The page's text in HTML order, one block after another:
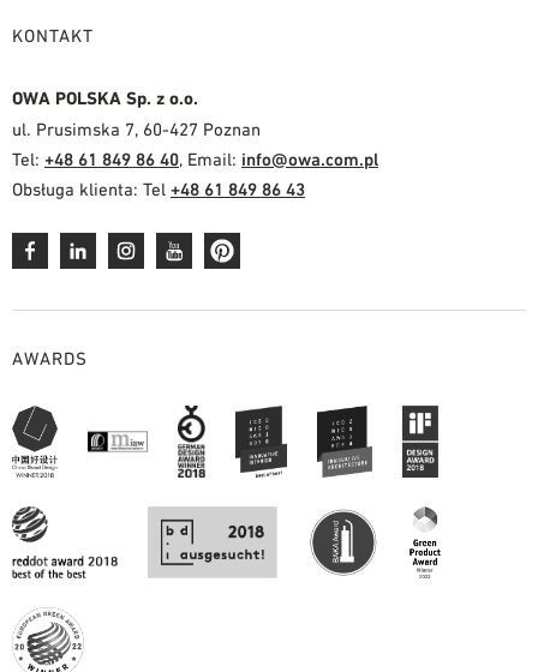
KONTAKT
OWA POLSKA Sp. z o.o.
ul. Prusimska 7, 60-427 Poznan
Tel: +48 61 849 86 40, Email: info@owa.com.pl
Obsługa klienta: Tel +48 61 849 86 43
AWARDS